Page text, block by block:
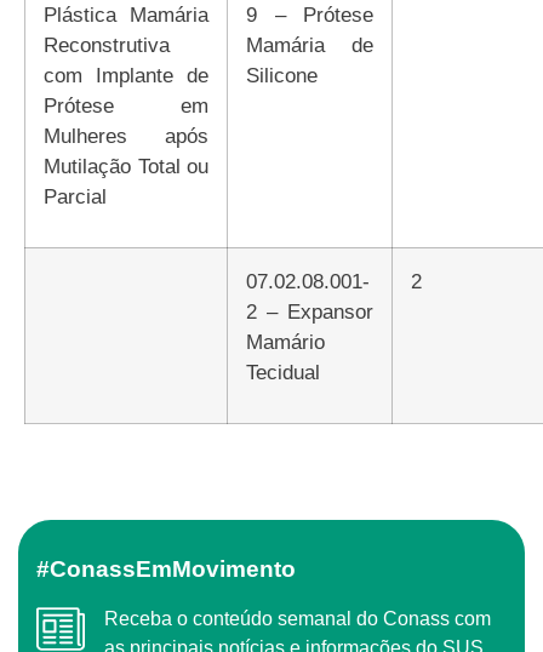
Plástica Mamária
Reconstrutiva
com Implante de
Prótese em
Mulheres após
Mutilação Total ou
Parcial
9 – Prótese
Mamária de
Silicone
07.02.08.001-
2 – Expansor
Mamário
Tecidual
2
#ConassEmMovimento
Receba o conteúdo semanal do Conass com
as principais notícias e informações do SUS